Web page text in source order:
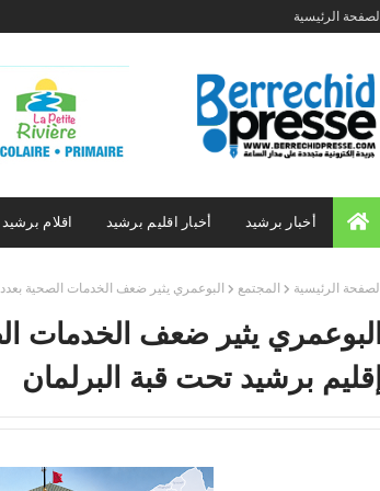
الصفحة الرئيسية
أخبار برشيد أخبار اقليم برشيد اقلام
الصفحة الرئيسية المجتمع البوعمري يثير ضعف الخدمات الصحية
البوعمري يثير ضعف الخدمات
إقليم برشيد تحت قبة البرلمان